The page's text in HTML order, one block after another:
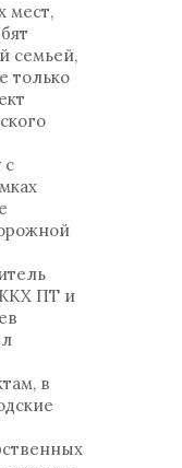
мест,
семьей,
только
с
ПТ и
в